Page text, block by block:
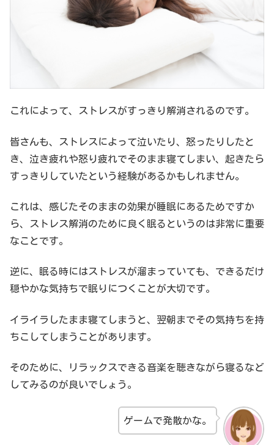
これによって、ストレスがすっきり解消されるのです。
皆さんも、ストレスによって泣いたり、怒ったりしたと
き、泣き疲れや怒り疲れでそのまま寝てしまい、起きたら
すっきりしていたという経験があるかもしれません。
これは、感じたそのままの効果が睡眠にあるためですか
ら、ストレス解消のために良く眠るというのは非常に重要
なことです。
逆に、眠る時にはストレスが溜まっていても、できるだけ
穏やかな気持ちで眠りにつくことが大切です。
イライラしたまま寝てしまうと、翌朝までその気持ちを持
ちこしてしまうことがあります。
そのために、リラックスできる音楽を聴きながら寝るなど
してみるのが良いでしょう。
ゲームで発散かな。